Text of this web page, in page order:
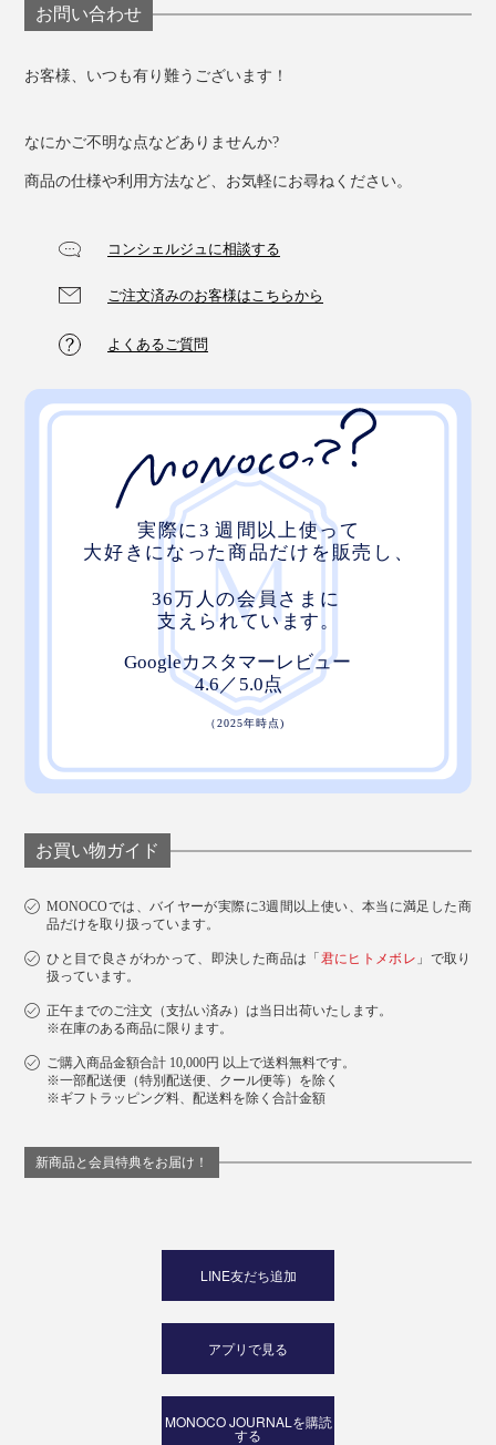
お問い合わせ
お客様、いつも有り難うございます！
なにかご不明な点などありませんか?
商品の仕様や利用方法など、お気軽にお尋ねください。
コンシェルジュに相談する
ご注文済みのお客様はこちらから
よくあるご質問
お買い物ガイド
MONOCOでは、バイヤーが実際に3週間以上使い、本当に満足した商
品だけを取り扱っています。
ひと目で良さがわかって、即決した商品は「 君にヒトメボレ 」で取り
扱っています。
正午までのご注文（支払い済み）は当日出荷いたします。
※在庫のある商品に限ります。
ご購入商品金額合計 10,000円 以上で送料無料です。
※一部配送便（特別配送便、クール便等）を除く
※ギフトラッピング料、配送料を除く合計金額
新商品と会員特典をお届け！
LINE友だち追加
アプリで見る
MONOCO JOURNALを購読
する